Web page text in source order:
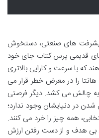
پیشرفت های صنعتی، دستخوش
های قدیمی پرس کتاب جای خود
که با سرعت و کارایی بالاتری
را در معرض خطر قرار می
به چالش می کشد. دیگر فرصتی
در دنیایشان وجود ندارد؛
همه چیز را خرد می کنند.
بی هدف و از دست رفتن ارزش